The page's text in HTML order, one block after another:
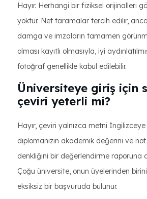
Hayır. Herhangi bir fiziksel orijinalleri
yoktur. Net taramalar tercih edilir,
damga ve imzaların tamamen
olması kayıtlı olmasıyla, iyi
fotoğraf genellikle kabul edilebilir.
Üniversiteye giriş için
çeviri yeterli mi?
Hayır, çeviri yalnızca metni İngilizceye
diplomanızın akademik değerini ve
denkliğini bir değerlendirme raporuna
Çoğu üniversite, onun üyelerinden
eksiksiz bir başvuruda bulunur.